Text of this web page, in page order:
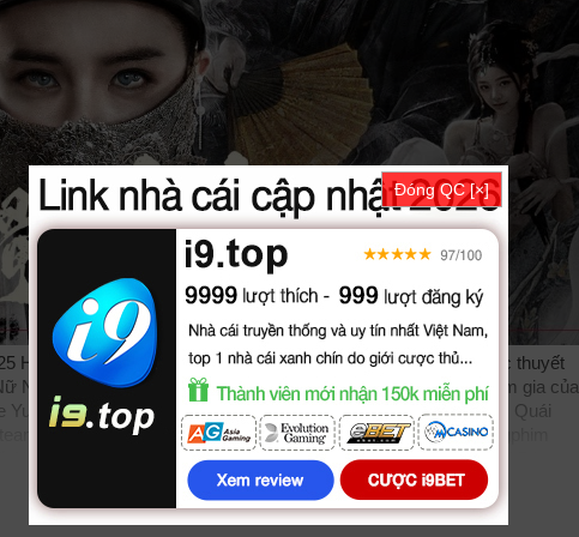
HD VietSub, phim Hoa Cot Nu Ngo Tac: Da O Quai Dam được thuyết
Ngỗ Tác: Dạ Ô Quái Đàm vietsub bản đẹp, trọn bộ với sự tham gia của
Xinghan Song. Phim online Họa Cốt Nữ Ngỗ Tác: Dạ Ô Quái
bilutv phimbathu phudeviet kphim phimmoi biphim dongphim
Nữ Ngỗ Tác, Dạ Ô Quái Đàm, Họa Cốt Nữ Ngỗ Tác Dạ Ô Quái Đàm,
Woman, Painted Bone Woman 2025, Painted Bone Woman VietSub
xuongphim thuvienhdmovie zingtv fptplay Netflixvkool KST
hdvietnam phimonline animehay phimbocliphubbichill kenhphim
Đóng QC [×]